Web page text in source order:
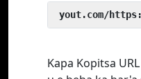
yout.com/
Kapa Kopitsa